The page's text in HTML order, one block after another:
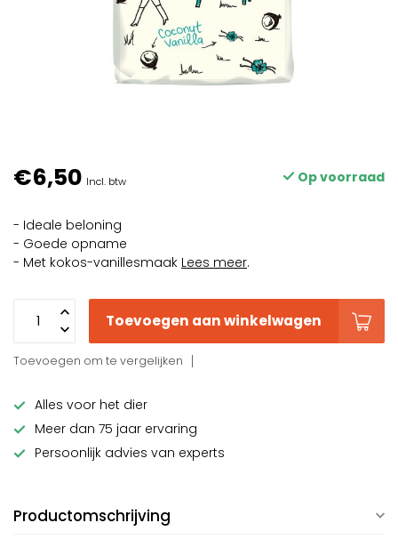
€6,50 Incl. btw Op voorraad
- Ideale beloning
- Goede opname
- Met kokos-vanillesmaak Lees meer.
Toevoegen aan winkelwagen
Toevoegen om te vergelijken
Alles voor het dier
Meer dan 75 jaar ervaring
Persoonlijk advies van experts
Productomschrijving